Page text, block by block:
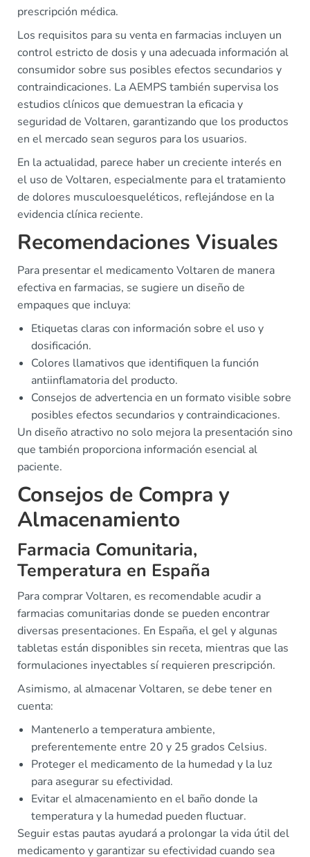
prescripción médica.
Los requisitos para su venta en farmacias incluyen un
control estricto de dosis y una adecuada información al
consumidor sobre sus posibles efectos secundarios y
contraindicaciones. La AEMPS también supervisa los
estudios clínicos que demuestran la eficacia y
seguridad de Voltaren, garantizando que los productos
en el mercado sean seguros para los usuarios.
En la actualidad, parece haber un creciente interés en
el uso de Voltaren, especialmente para el tratamiento
de dolores musculoesqueléticos, reflejándose en la
evidencia clínica reciente.
Recomendaciones Visuales
Para presentar el medicamento Voltaren de manera
efectiva en farmacias, se sugiere un diseño de
empaques que incluya:
Etiquetas claras con información sobre el uso y
dosificación.
Colores llamativos que identifiquen la función
antiinflamatoria del producto.
Consejos de advertencia en un formato visible sobre
posibles efectos secundarios y contraindicaciones.
Un diseño atractivo no solo mejora la presentación sino
que también proporciona información esencial al
paciente.
Consejos de Compra y
Almacenamiento
Farmacia Comunitaria,
Temperatura en España
Para comprar Voltaren, es recomendable acudir a
farmacias comunitarias donde se pueden encontrar
diversas presentaciones. En España, el gel y algunas
tabletas están disponibles sin receta, mientras que las
formulaciones inyectables sí requieren prescripción.
Asimismo, al almacenar Voltaren, se debe tener en
cuenta:
Mantenerlo a temperatura ambiente,
preferentemente entre 20 y 25 grados Celsius.
Proteger el medicamento de la humedad y la luz
para asegurar su efectividad.
Evitar el almacenamiento en el baño donde la
temperatura y la humedad pueden fluctuar.
Seguir estas pautas ayudará a prolongar la vida útil del
medicamento y garantizar su efectividad cuando sea